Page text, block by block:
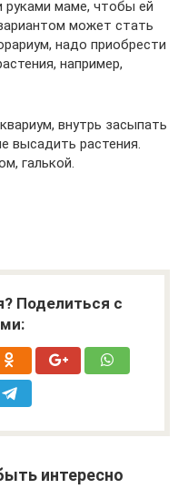
руками маме, чтобы ей
может стать
надо приобрести
например,
внутрь засыпать
высадить растения.
галькой.
Поделиться с
интересно